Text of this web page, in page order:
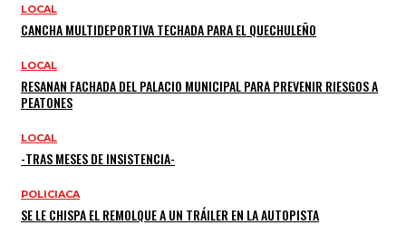
LOCAL
CANCHA MULTIDEPORTIVA TECHADA PARA EL QUECHULEÑO
LOCAL
RESANAN FACHADA DEL PALACIO MUNICIPAL PARA PREVENIR RIESGOS A
PEATONES
LOCAL
-TRAS MESES DE INSISTENCIA-
POLICIACA
SE LE CHISPA EL REMOLQUE A UN TRÁILER EN LA AUTOPISTA